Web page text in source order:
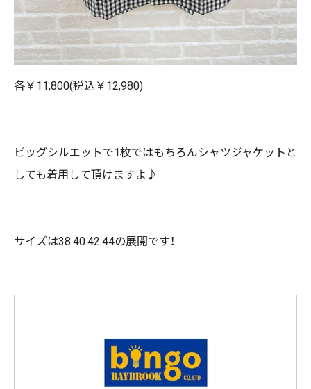
各￥11,800(税込￥12,980)
ビッグシルエットで1枚ではもちろんシャツジャケットと
しても着用して頂けますよ♪
サイズは38.40.42.44の展開です！